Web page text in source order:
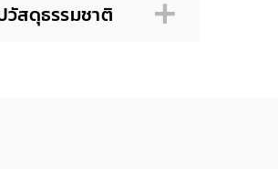
วัสดุธรรมชาติ